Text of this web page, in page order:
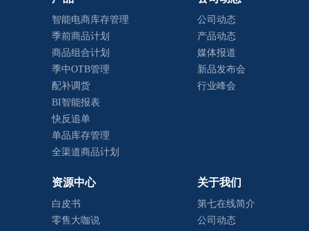
智能电商库存管理
季前商品计划
商品组合计划
季中OTB管理
配补调货
BI智能报表
快反追单
单品库存管理
全渠道商品计划
公司动态
产品动态
媒体报道
新品发布会
行业峰会
资源中心
白皮书
零售大咖说
关于我们
第七在线简介
公司动态